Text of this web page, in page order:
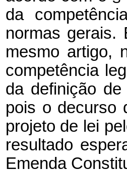
da
normas gerais.
mesmo artigo,
competência
da definição
pois o decurso
projeto de lei
resultado
Emenda